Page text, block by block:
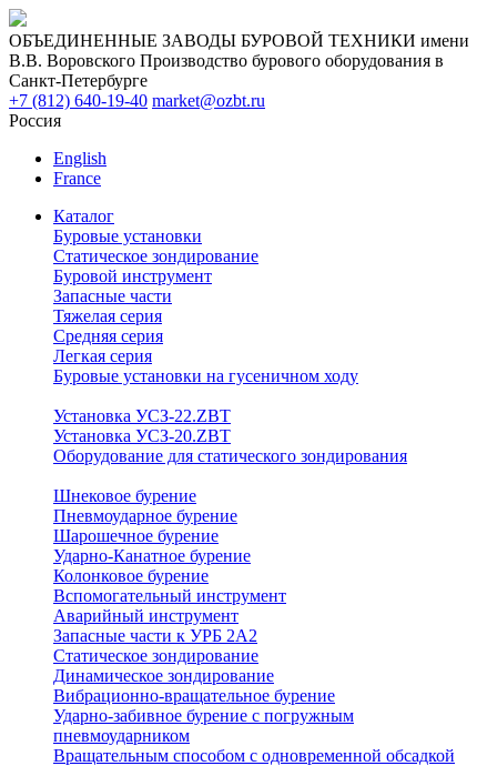
ОБЪЕДИНЕННЫЕ ЗАВОДЫ БУРОВОЙ ТЕХНИКИ имени
В.В. Воровского Производство бурового оборудования в
Санкт-Петербурге
+7 (812) 640-19-40 market@ozbt.ru
Россия
English
France
Каталог
Буровые установки
Статическое зондирование
Буровой инструмент
Запасные части
Тяжелая серия
Средняя серия
Легкая серия
Буровые установки на гусеничном ходу
Установка УСЗ-22.ZBT
Установка УСЗ-20.ZBT
Оборудование для статического зондирования
Шнековое бурение
Пневмоударное бурение
Шарошечное бурение
Ударно-Канатное бурение
Колонковое бурение
Вспомогательный инструмент
Аварийный инструмент
Запасные части к УРБ 2А2
Статическое зондирование
Динамическое зондирование
Вибрационно-вращательное бурение
Ударно-забивное бурение с погружным
пневмоударником
Вращательным способом с одновременной обсадкой